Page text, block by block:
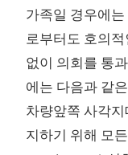
가족일 경우에
로부터도 호의
없이 의회를 통
에는 다음과 같
차량앞쪽 사각
지하기 위해 모